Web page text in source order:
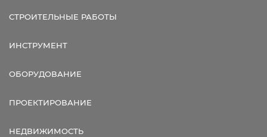
СТРОИТЕЛЬНЫЕ РАБОТЫ
ИНСТРУМЕНТ
ОБОРУДОВАНИЕ
ПРОЕКТИРОВАНИЕ
НЕДВИЖИМОСТЬ